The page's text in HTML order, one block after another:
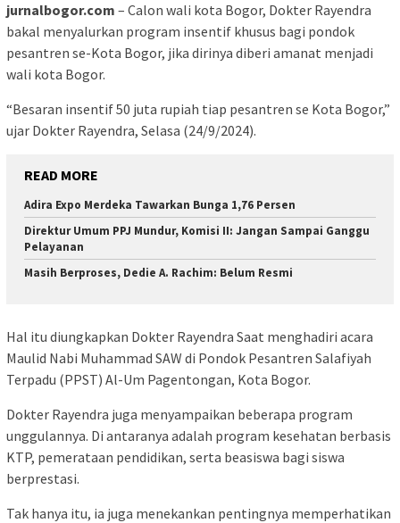
jurnalbogor.com – Calon wali kota Bogor, Dokter Rayendra
bakal menyalurkan program insentif khusus bagi pondok
pesantren se-Kota Bogor, jika dirinya diberi amanat menjadi
wali kota Bogor.
“Besaran insentif 50 juta rupiah tiap pesantren se Kota Bogor,”
ujar Dokter Rayendra, Selasa (24/9/2024).
READ MORE
Adira Expo Merdeka Tawarkan Bunga 1,76 Persen
Direktur Umum PPJ Mundur, Komisi II: Jangan Sampai Ganggu
Pelayanan
Masih Berproses, Dedie A. Rachim: Belum Resmi
Hal itu diungkapkan Dokter Rayendra Saat menghadiri acara
Maulid Nabi Muhammad SAW di Pondok Pesantren Salafiyah
Terpadu (PPST) Al-Um Pagentongan, Kota Bogor.
Dokter Rayendra juga menyampaikan beberapa program
unggulannya. Di antaranya adalah program kesehatan berbasis
KTP, pemerataan pendidikan, serta beasiswa bagi siswa
berprestasi.
Tak hanya itu, ia juga menekankan pentingnya memperhatikan